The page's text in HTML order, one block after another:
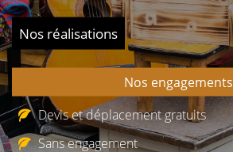
Nos réalisations
Nos engagements
Devis et déplacement gratuits
Sans engagement